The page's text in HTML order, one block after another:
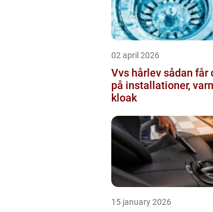
02 april 2026
Vvs hårlev sådan får du styr
på installationer,
kloak
15 january 2026